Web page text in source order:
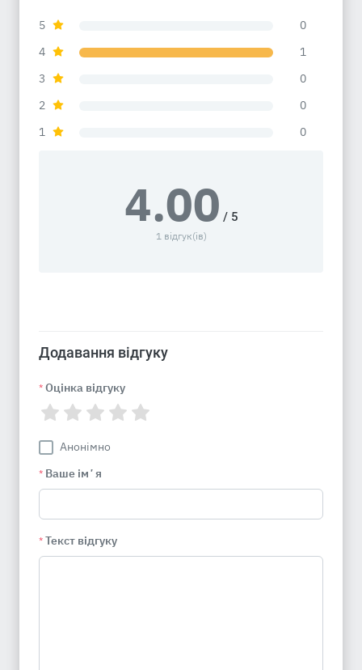
5
0
4
1
3
0
2
0
1
0
4.00 / 5
1 відгук(ів)
Додавання відгуку
* Оцінка відгуку
Анонімно
* Ваше імʼя
* Текст відгуку